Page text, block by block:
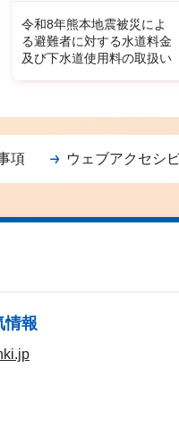
令和8年熊本地震被災によ
る避難者に対する水道料金
及び下水道使用料の取扱い
項 ウェブアクセシ
情報